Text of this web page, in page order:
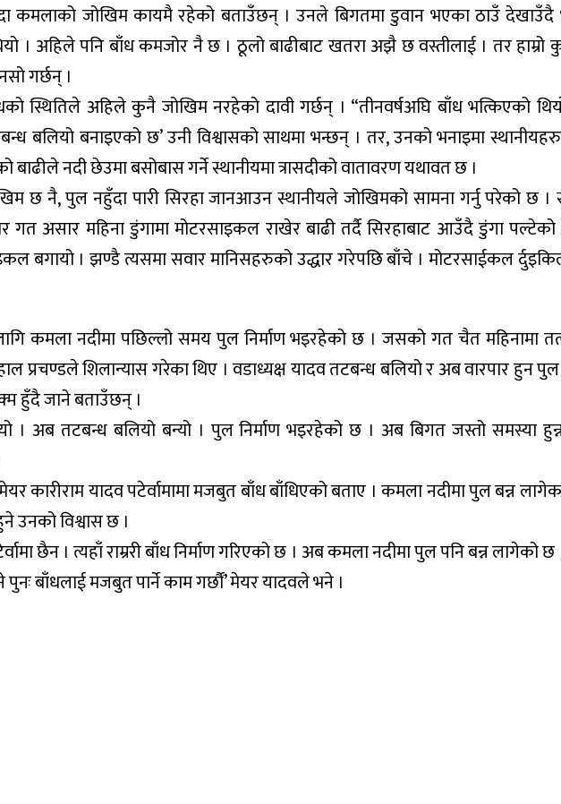
कमलाको जोखिम कायमै रहेको बताउँछन् । उनले बिगतमा डुवान भएका ठाउँ देखाउँदै
। अहिले पनि बाँध कमजोर नै छ । ठूलो बाढीबाट खतरा अझै छ वस्तीलाई । तर हाम्रो
गर्छन् ।
स्थितिले अहिले कुनै जोखिम नरहेको दावी गर्छन् । “तीनवर्षअघि बाँध भत्किएको
बलियो बनाइएको छ’ उनी विश्वासको साथमा भन्छन् । तर, उनको भनाइमा
नदी छेउमा बसोबास गर्ने स्थानीयमा त्रासदीको वातावरण यथावत छ ।
छ नै, पुल नहुँदा पारी सिरहा जानआउन स्थानीयले जोखिमको सामना गर्नु परेको छ ।
गत असार महिना डुंगामा मोटरसाइकल राखेर बाढी तर्दै सिरहाबाट आउँदै डुंगा पल्टेको
बगायो । झण्डै त्यसमा सवार मानिसहरुको उद्धार गरेपछि बाँचे । मोटरसाईकल
कमला नदीमा पछिल्लो समय पुल निर्माण भइरहेको छ । जसको गत चैत महिनामा
प्रचण्डले शिलान्यास गरेका थिए । वडाध्यक्ष यादव तटबन्ध बलियो र अब वारपार हुन पुल
हुँदै जाने बताउँछन् ।
। अब तटबन्ध बलियो बन्यो । पुल निर्माण भइरहेको छ । अब बिगत जस्तो समस्या
कारीराम यादव पटेर्वामामा मजबुत बाँध बाँधिएको बताए । कमला नदीमा पुल बन्न
उनको विश्वास छ ।
छैन । त्यहाँ राम्ररी बाँध निर्माण गरिएको छ । अब कमला नदीमा पुल पनि बन्न लागेको
बाँधलाई मजबुत पार्ने काम गर्छौं’ मेयर यादवले भने ।